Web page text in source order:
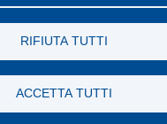
RIFIUTA TUTTI
ACCETTA TUTTI